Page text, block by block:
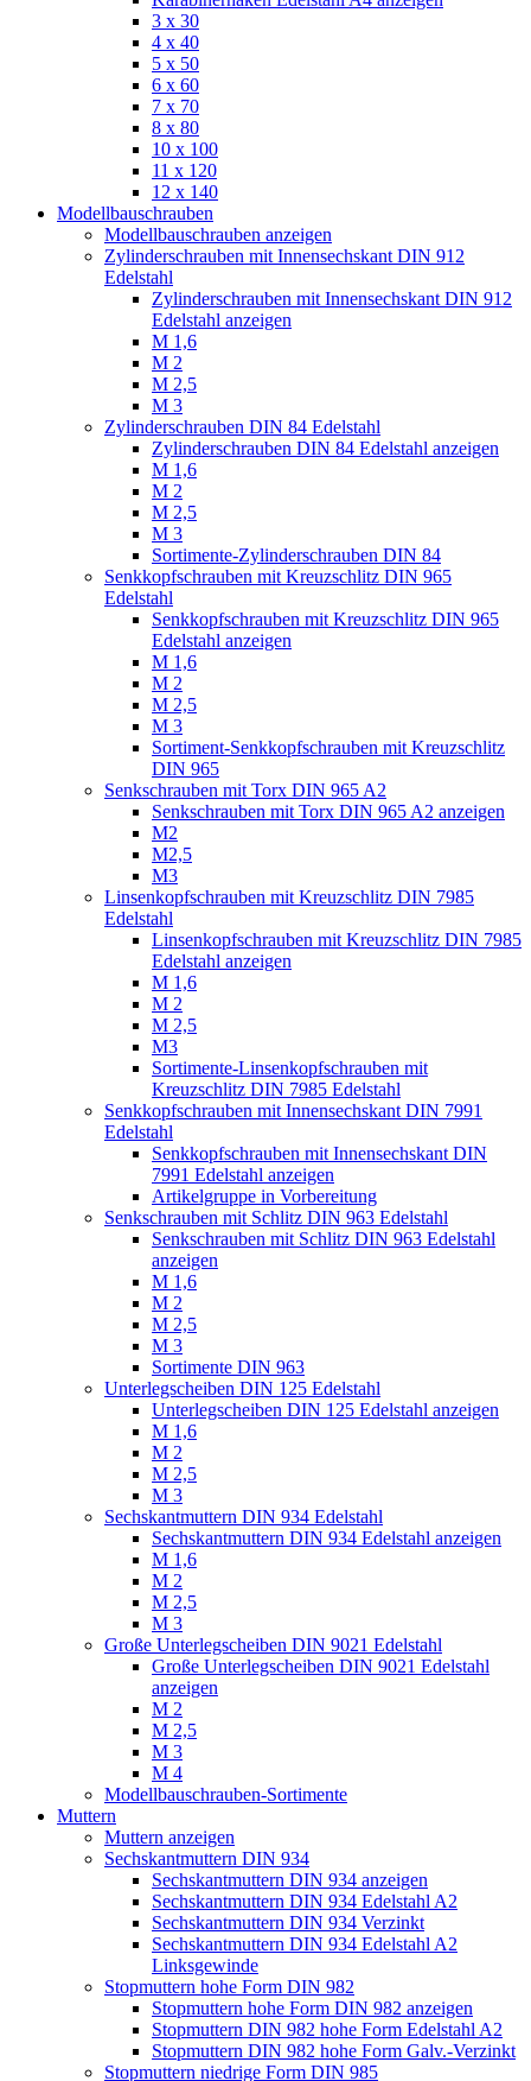
3 x 30
4 x 40
5 x 50
6 x 60
7 x 70
8 x 80
10 x 100
11 x 120
12 x 140
Modellbauschrauben
Modellbauschrauben anzeigen
Zylinderschrauben mit Innensechskant DIN 912
Edelstahl
Zylinderschrauben mit Innensechskant DIN 912
Edelstahl anzeigen
M 1,6
M 2
M 2,5
M 3
Zylinderschrauben DIN 84 Edelstahl
Zylinderschrauben DIN 84 Edelstahl anzeigen
M 1,6
M 2
M 2,5
M 3
Sortimente-Zylinderschrauben DIN 84
Senkkopfschrauben mit Kreuzschlitz DIN 965
Edelstahl
Senkkopfschrauben mit Kreuzschlitz DIN 965
Edelstahl anzeigen
M 1,6
M 2
M 2,5
M 3
Sortiment-Senkkopfschrauben mit Kreuzschlitz
DIN 965
Senkschrauben mit Torx DIN 965 A2
Senkschrauben mit Torx DIN 965 A2 anzeigen
M2
M2,5
M3
Linsenkopfschrauben mit Kreuzschlitz DIN 7985
Edelstahl
Linsenkopfschrauben mit Kreuzschlitz DIN 7985
Edelstahl anzeigen
M 1,6
M 2
M 2,5
M3
Sortimente-Linsenkopfschrauben mit
Kreuzschlitz DIN 7985 Edelstahl
Senkkopfschrauben mit Innensechskant DIN 7991
Edelstahl
Senkkopfschrauben mit Innensechskant DIN
7991 Edelstahl anzeigen
Artikelgruppe in Vorbereitung
Senkschrauben mit Schlitz DIN 963 Edelstahl
Senkschrauben mit Schlitz DIN 963 Edelstahl
anzeigen
M 1,6
M 2
M 2,5
M 3
Sortimente DIN 963
Unterlegscheiben DIN 125 Edelstahl
Unterlegscheiben DIN 125 Edelstahl anzeigen
M 1,6
M 2
M 2,5
M 3
Sechskantmuttern DIN 934 Edelstahl
Sechskantmuttern DIN 934 Edelstahl anzeigen
M 1,6
M 2
M 2,5
M 3
Große Unterlegscheiben DIN 9021 Edelstahl
Große Unterlegscheiben DIN 9021 Edelstahl
anzeigen
M 2
M 2,5
M 3
M 4
Modellbauschrauben-Sortimente
Muttern
Muttern anzeigen
Sechskantmuttern DIN 934
Sechskantmuttern DIN 934 anzeigen
Sechskantmuttern DIN 934 Edelstahl A2
Sechskantmuttern DIN 934 Verzinkt
Sechskantmuttern DIN 934 Edelstahl A2
Linksgewinde
Stopmuttern hohe Form DIN 982
Stopmuttern hohe Form DIN 982 anzeigen
Stopmuttern DIN 982 hohe Form Edelstahl A2
Stopmuttern DIN 982 hohe Form Galv.-Verzinkt
Stopmuttern niedrige Form DIN 985